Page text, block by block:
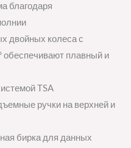
благодаря
двойных колеса с
обеспечивают плавный и
TSA
ручки на верхней и
бирка для данных